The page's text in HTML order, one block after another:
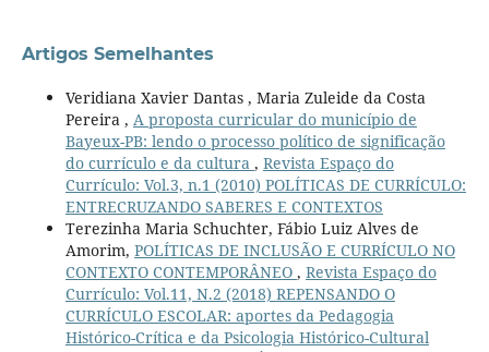
Artigos Semelhantes
Veridiana Xavier Dantas , Maria Zuleide da Costa
Pereira , A proposta curricular do município de
Bayeux-PB: lendo o processo político de significação
do currículo e da cultura , Revista Espaço do
Currículo: Vol.3, n.1 (2010) POLÍTICAS DE CURRÍCULO:
ENTRECRUZANDO SABERES E CONTEXTOS
Terezinha Maria Schuchter, Fábio Luiz Alves de
Amorim, POLÍTICAS DE INCLUSÃO E CURRÍCULO NO
CONTEXTO CONTEMPORÂNEO , Revista Espaço do
Currículo: Vol.11, N.2 (2018) REPENSANDO O
CURRÍCULO ESCOLAR: aportes da Pedagogia
Histórico-Crítica e da Psicologia Histórico-Cultural